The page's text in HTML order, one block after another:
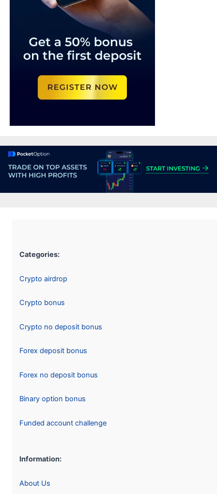
Categories:
Crypto airdrop
Crypto bonus
Crypto no deposit bonus
Forex deposit bonus
Forex no deposit bonus
Binary option bonus
Funded account challenge
Information:
About Us